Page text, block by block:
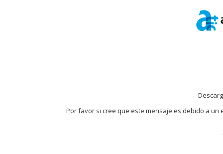
Por favor si cree que este mensaje es debido a un